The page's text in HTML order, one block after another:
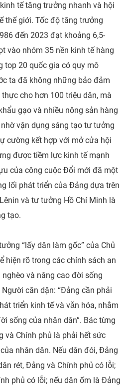
tế tăng trưởng nhanh và hội
thế giới. Tốc độ tăng trưởng
đến 2023 đạt khoảng 6,5-
vào nhóm 35 nền kinh tế hàng
top 20 quốc gia có quy mô
ta đã không những bảo đảm
cho hơn 100 triệu dân, mà
gạo và nhiều nông sản hàng
vận dụng sáng tạo tư tưởng
cường kết hợp với mở cửa hội
được tiềm lực kinh tế mạnh
của công cuộc Đổi mới đã một
lối phát triển của Đảng dựa trên
và tư tưởng Hồ Chí Minh là
tạo.
“lấy dân làm gốc” của Chủ
hiện rõ trong các chính sách an
và nâng cao đời sống
căn dặn: “Đảng cần phải
triển kinh tế và vǎn hóa, nhằm
sống của nhân dân”. Bác từng
và Chính phủ là phải hết sức
nhân dân. Nếu dân đói, Đảng
rét, Đảng và Chính phủ có lỗi;
phủ có lỗi; nếu dân ốm là Đảng